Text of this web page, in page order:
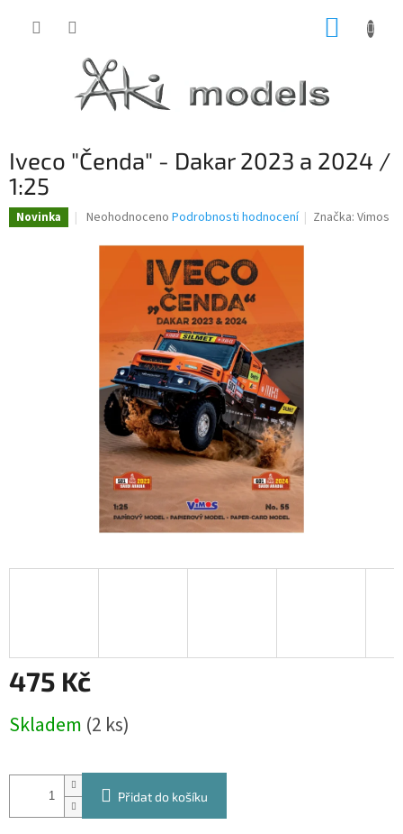
Iveco "Čenda" - Dakar 2023 a 2024 /
1:25
Novinka
Průměrné
produktu
hvězdiček.
Neohodnoceno Podrobnosti hodnocení Značka:Vimos
475 Kč
cena:
Skladem (2 ks)
Přidat do košíku